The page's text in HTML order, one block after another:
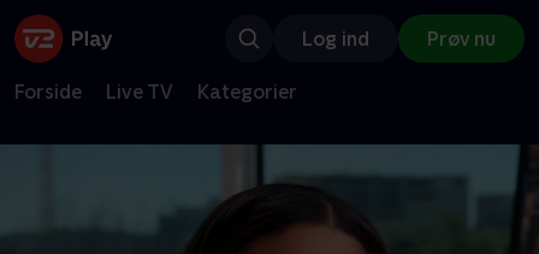
Log ind Prøv nu
Forside Live TV Kategorier